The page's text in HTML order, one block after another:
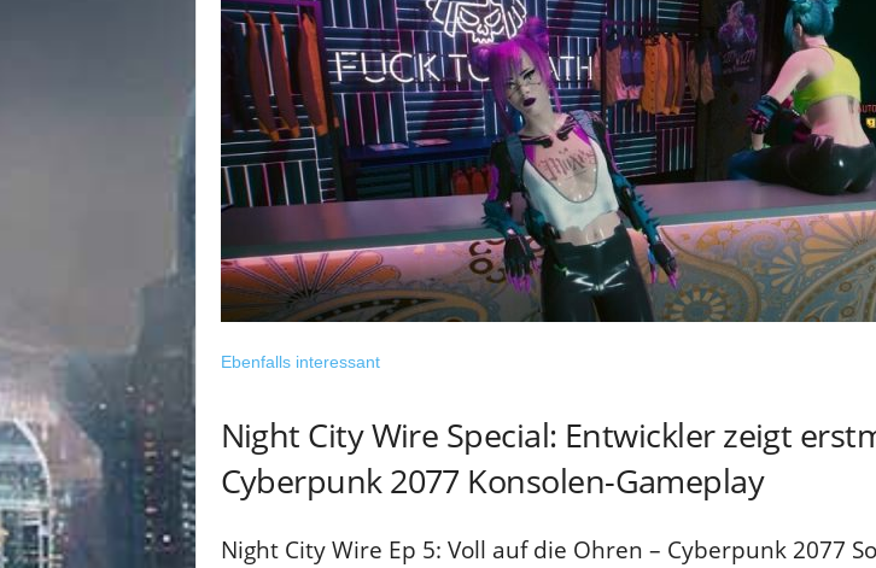
7
Ebenfalls interessant
Night City Wire Special: Entwickler zeigt
Cyberpunk 2077 Konsolen-Gameplay
Night City Wire Ep 5: Voll auf die Ohren – Cyberpunk 2077